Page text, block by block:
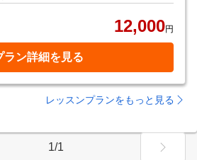
12,000円
ラン詳細を見る
レッスンプランをもっと見る
1/1